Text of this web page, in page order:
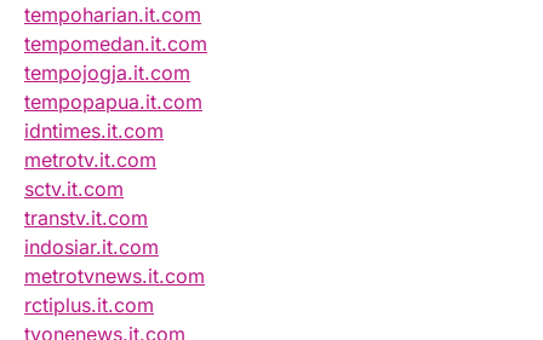
tempoharian.it.com
tempomedan.it.com
tempojogja.it.com
tempopapua.it.com
idntimes.it.com
metrotv.it.com
sctv.it.com
transtv.it.com
indosiar.it.com
metrotvnews.it.com
rctiplus.it.com
tvonenews.it.com